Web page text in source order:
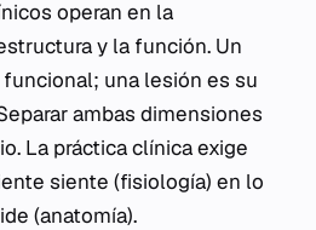
operan en la
y la función. Un
una lesión es su
ambas dimensiones
La práctica clínica exige
siente (fisiología) en lo
(anatomía).